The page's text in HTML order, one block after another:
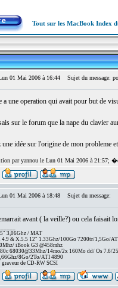
Tout sur les MacBook Index
01 Mai 2006 à 16:44 Sujet du message:
a une operation qui avait pour but de
sur le forum que la nape du clavier
une idée sur l'origine de mon probleme
par yannou le Lun 01 Mai 2006 à 21:57;
01 Mai 2006 à 18:48 Sujet du message:
avant ( la veille?) ou cela faisait
3,06Ghz / MAT
& X.5.5 12" 1.33Ghz/100Go 7200tr/1,5Go/
iBook G3 @458mhz
68030@33Mhz/14mo/2x 160Mo dd/ Os 7.6/
8Go/2To/ATI 4890
graveur de CD-RW SCSI